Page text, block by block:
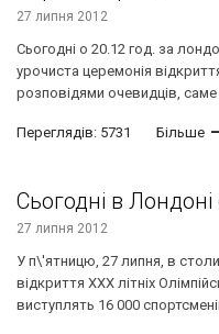
27 липня 2012
Сьогодні о 20.12 год. за
урочиста церемонія
розповідями очевидців, саме
Переглядів: 5731 Більше
Сьогодні в
27 липня 2012
У п\'ятницю, 27 липня, в
відкриття ХХХ літніх
виступлять 16 000